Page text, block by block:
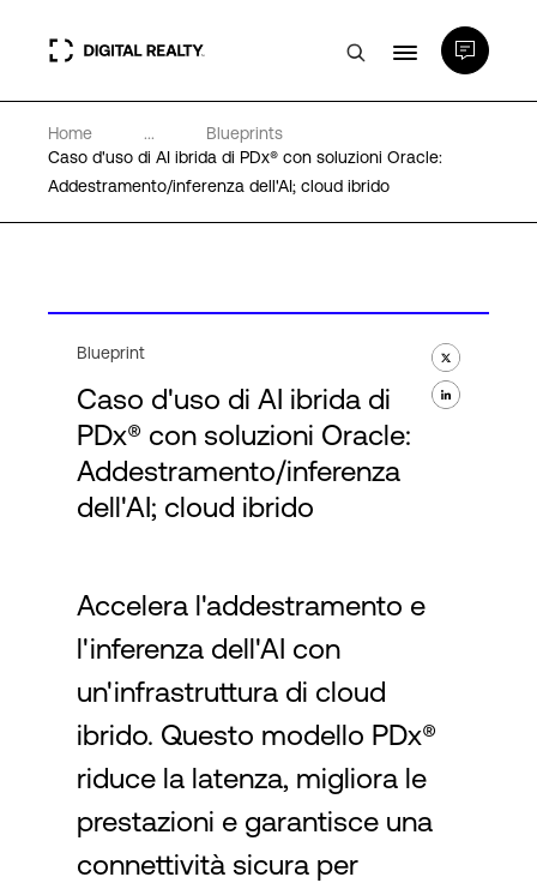
Data center
PlatformDIGITAL®
Chi Siamo
Accesso
Home ...
Blueprints
Caso d'uso di AI ibrida di PDx® con soluzioni Oracle:
Addestramento/inferenza dell'AI; cloud ibrido
Blueprint
Caso d'uso di AI ibrida di
PDx® con soluzioni Oracle:
Addestramento/inferenza
dell'AI; cloud ibrido
Accelera l'addestramento e
l'inferenza dell'AI con
un'infrastruttura di cloud
ibrido. Questo modello PDx®
riduce la latenza, migliora le
prestazioni e garantisce una
connettività sicura per